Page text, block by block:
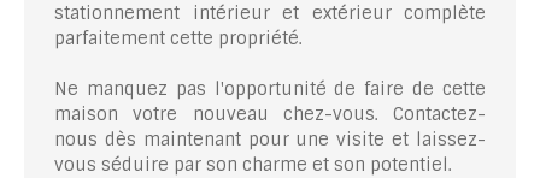
stationnement intérieur et extérieur complète
parfaitement cette propriété.
Ne manquez pas l'opportunité de faire de cette
maison votre nouveau chez-vous. Contactez-
nous dès maintenant pour une visite et laissez-
vous séduire par son charme et son potentiel.